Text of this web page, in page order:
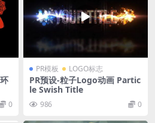
0
PR模板 LOGO标志
PR预设-粒子Logo动画 Partic
le Swish Title
986 0